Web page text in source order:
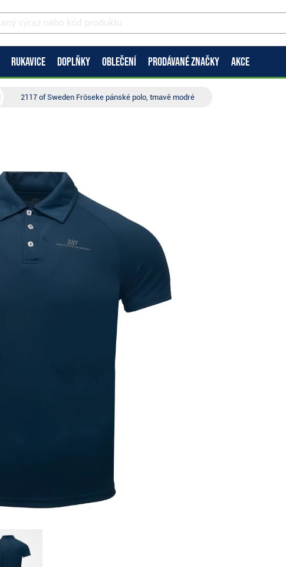
RUKAVICE DOPLŇKY OBLEČENÍ PRODÁVANÉ ZNAČKY AKCE
2117 of Sweden Fröseke pánské polo, tmavě modré